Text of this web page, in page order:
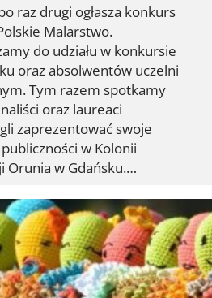
raz drugi ogłasza konkurs
Malarstwo.
do udziału w konkursie
oraz absolwentów uczelni
Tym razem spotkamy
oraz laureaci
zaprezentować swoje
w Kolonii
Orunia w Gdańsku.…